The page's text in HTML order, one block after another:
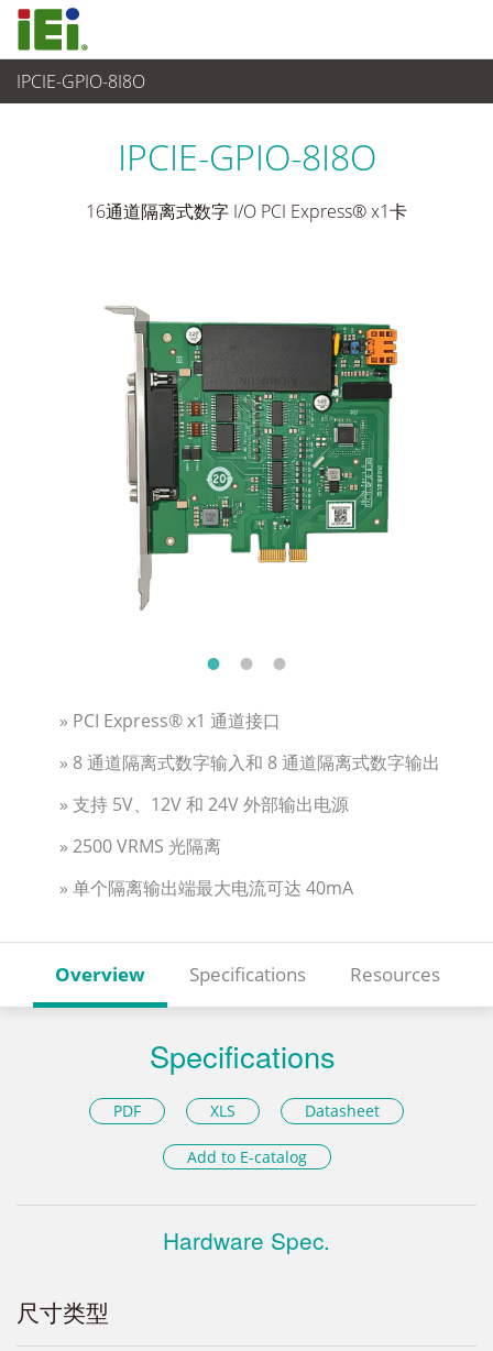
IPCIE-GPIO-8I8O
工业主板 > 附加卡 ...
IPCIE-GPIO-8I8O
16通道隔离式数字 I/O PCI Express® x1卡
» PCI Express® x1 通道接口
» 8 通道隔离式数字输入和 8 通道隔离式数字输出
» 支持 5V、12V 和 24V 外部输出电源
» 2500 VRMS 光隔离
» 单个隔离输出端最大电流可达 40mA
Overview Specifications Resources
Specifications
PDF XLS Datasheet
Add to E-catalog
Hardware Spec.
尺寸类型